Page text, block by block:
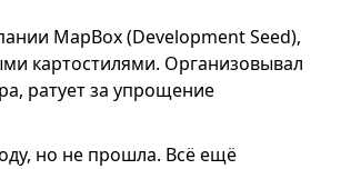
MapBox (Development Seed),
картостилями. Организовывал
ратует за упрощение
но не прошла. Всё ещё